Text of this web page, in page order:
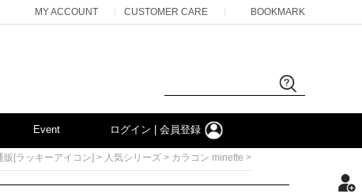
MY ACCOUNT | CUSTOMER CARE | BOOKMARK
Event ログイン | 会員登録
販[ラッキーアイコン] > 人気シリーズ > カラコン minette >